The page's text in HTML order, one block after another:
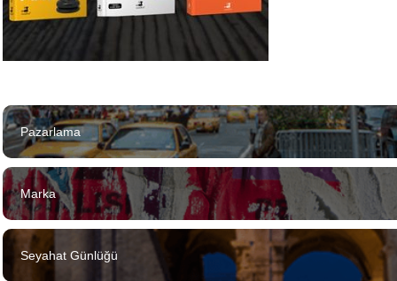
Pazarlama
Marka
Seyahat Günlüğü